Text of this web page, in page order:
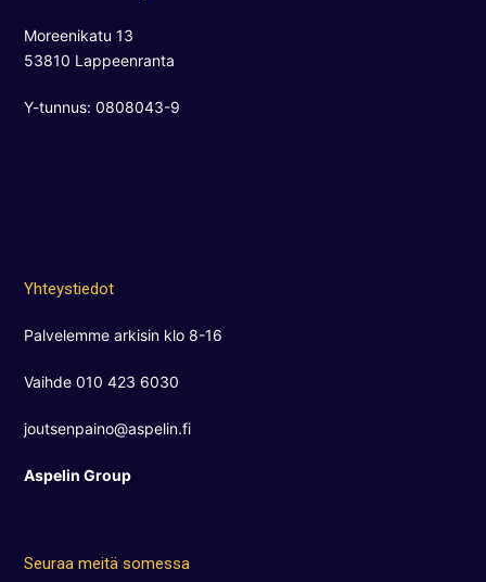
Moreenikatu 13
53810 Lappeenranta
Y-tunnus: 0808043-9
Yhteystiedot
Palvelemme arkisin klo 8-16
Vaihde 010 423 6030
joutsenpaino@aspelin.fi
Aspelin Group
Seuraa meitä somessa